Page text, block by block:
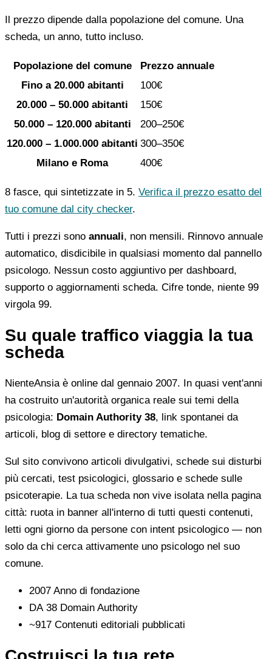
Il prezzo dipende dalla popolazione del comune. Una
scheda, un anno, tutto incluso.
Popolazione del comune
Prezzo annuale
Fino a 20.000 abitanti
100€
20.000 – 50.000 abitanti
150€
50.000 – 120.000 abitanti
200–250€
120.000 – 1.000.000 abitanti 300–350€
Milano e Roma
400€
8 fasce, qui sintetizzate in 5. Verifica il prezzo esatto del
tuo comune dal city checker.
Tutti i prezzi sono annuali, non mensili. Rinnovo annuale
automatico, disdicibile in qualsiasi momento dal pannello
psicologo. Nessun costo aggiuntivo per dashboard,
supporto o aggiornamenti scheda. Cifre tonde, niente 99
virgola 99.
Su quale traffico viaggia la tua
scheda
NienteAnsia è online dal gennaio 2007. In quasi vent'anni
ha costruito un'autorità organica reale sui temi della
psicologia: Domain Authority 38, link spontanei da
articoli, blog di settore e directory tematiche.
Sul sito convivono articoli divulgativi, schede sui disturbi
più cercati, test psicologici, glossario e schede sulle
psicoterapie. La tua scheda non vive isolata nella pagina
città: ruota in banner all'interno di tutti questi contenuti,
letti ogni giorno da persone con intent psicologico — non
solo da chi cerca attivamente uno psicologo nel suo
comune.
2007 Anno di fondazione
DA 38 Domain Authority
~917 Contenuti editoriali pubblicati